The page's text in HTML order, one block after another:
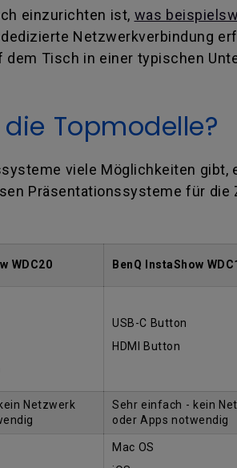
einzurichten ist, was
Netzwerkverbindung
Tisch in einer typischen
Topmodelle?
viele Möglichkeiten gibt,
Präsentationssysteme für die
WDC20 BenQ InstaShow
USB-C Button
HDMI Button
Netzwerk
Sehr einfach - kein
oder Apps notwendig
Mac OS